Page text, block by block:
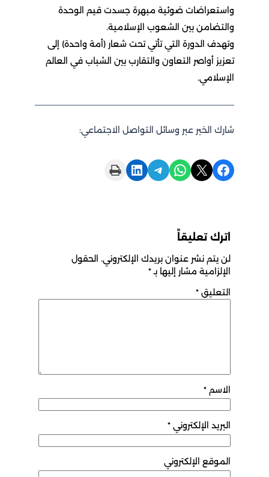
واستعراضات ضوئية مبهرة جسدت قيم الوحدة
والتضامن بين الشعوب الإسلامية.
وتهدف الدورة التي تأتي تحت شعار (أمة واحدة) إلى
تعزيز أواصر التعاون والتقارب بين الشباب في العالم
الإسلامي.
شارك الخبر عبر وسائل التواصل الاجتماعي:
Share on Facebook
Share on X
Share on WhatsApp
Share on Telegram
Share on LinkedIn
Print this Page
اترك تعليقاً
لن يتم نشر عنوان بريدك الإلكتروني. الحقول
الإلزامية مشار إليها بـ*
التعليق *
الاسم *
البريد الإلكتروني *
الموقع الإلكتروني